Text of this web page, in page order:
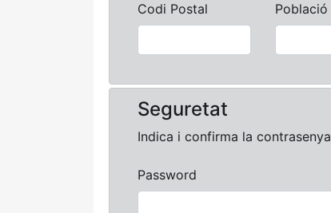
Codi Postal Població
Seguretat
Indica i confirma la contrasenya
Password